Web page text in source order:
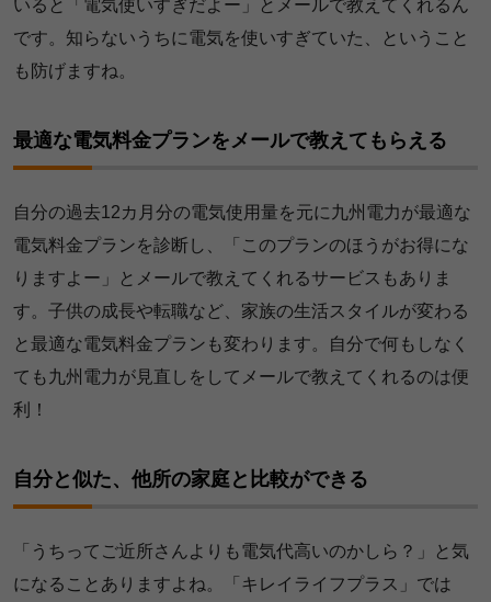
いると「電気使いすぎだよー」とメールで教えてくれるん
です。知らないうちに電気を使いすぎていた、ということ
も防げますね。
最適な電気料金プランをメールで教えてもらえる
自分の過去12カ月分の電気使用量を元に九州電力が最適な
電気料金プランを診断し、「このプランのほうがお得にな
りますよー」とメールで教えてくれるサービスもありま
す。子供の成長や転職など、家族の生活スタイルが変わる
と最適な電気料金プランも変わります。自分で何もしなく
ても九州電力が見直しをしてメールで教えてくれるのは便
利！
自分と似た、他所の家庭と比較ができる
「うちってご近所さんよりも電気代高いのかしら？」と気
になることありますよね。「キレイライフプラス」では